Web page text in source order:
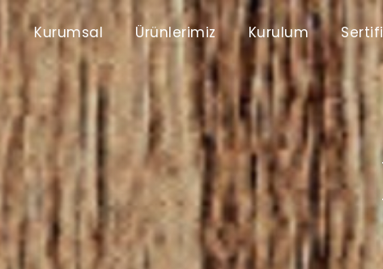
Kurumsal Ürünlerimiz Kurulum